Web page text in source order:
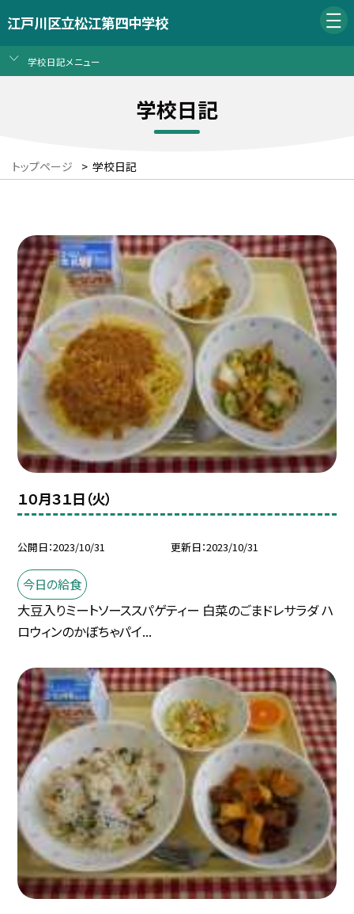
江戸川区立松江第四中学校
学校日記メニュー
学校日記
トップページ > 学校日記
１０月３１日（火）
公開日 2023/10/31 更新日 2023/10/31
今日の給食
大豆入りミートソーススパゲティー 白菜のごまドレサラダ ハ
ロウィンのかぼちゃパイ...